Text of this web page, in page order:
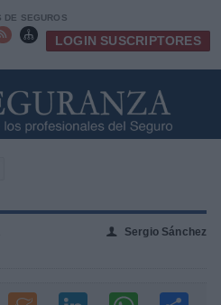
DE SEGUROS
 LOGIN SUSCRIPTORES
👤 Sergio Sánchez